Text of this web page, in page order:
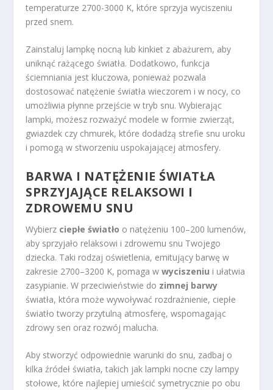
temperaturze 2700-3000 K, które sprzyja wyciszeniu
przed snem.
Zainstaluj lampkę nocną lub kinkiet z abażurem, aby
uniknąć rażącego światła. Dodatkowo, funkcja
ściemniania jest kluczowa, ponieważ pozwala
dostosować natężenie światła wieczorem i w nocy, co
umożliwia płynne przejście w tryb snu. Wybierając
lampki, możesz rozważyć modele w formie zwierząt,
gwiazdek czy chmurek, które dodadzą strefie snu uroku
i pomogą w stworzeniu uspokajającej atmosfery.
BARWA I NATĘŻENIE ŚWIATŁA
SPRZYJAJĄCE RELAKSOWI I
ZDROWEMU SNU
Wybierz ciepłe światło o natężeniu 100–200 lumenów,
aby sprzyjało relaksowi i zdrowemu snu Twojego
dziecka. Taki rodzaj oświetlenia, emitujący barwę w
zakresie 2700–3200 K, pomaga wwyciszeniu i ułatwia
zasypianie. W przeciwieństwie do zimnej barwy
światła, która może wywoływać rozdrażnienie, ciepłe
światło tworzy przytulną atmosferę, wspomagając
zdrowy sen oraz rozwój malucha.
Aby stworzyć odpowiednie warunki do snu, zadbaj o
kilka źródeł światła, takich jak lampki nocne czy lampy
stołowe, które najlepiej umieścić symetrycznie po obu